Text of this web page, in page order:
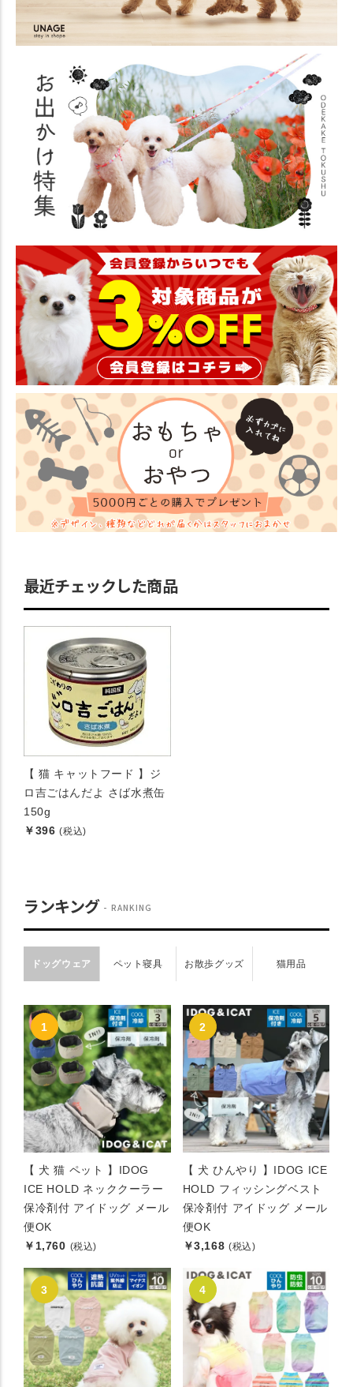
最近チェックした商品
【 猫 キャットフード 】ジ
ロ吉ごはんだよ さば水煮缶
150g
￥396 (税込)
ランキング RANKING
ドッグウェア ペット寝具 お散歩グッズ 猫用品
【 犬 猫 ペット 】IDOG
ICE HOLD ネッククーラー
保冷剤付 アイドッグ メール
便OK
￥1,760 (税込)
【 犬 ひんやり 】IDOG ICE
HOLD フィッシングベスト
保冷剤付 アイドッグ メール
便OK
￥3,168 (税込)